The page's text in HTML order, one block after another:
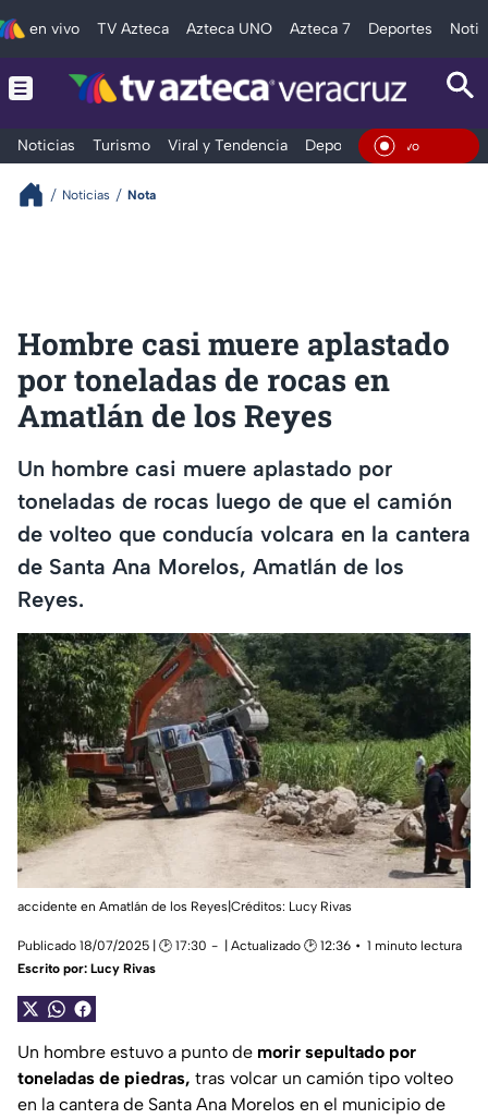
en vivo TV Azteca Azteca UNO Azteca 7 Deportes
Noticias Turismo Viral y Tendencia Deportes Espectáculos
En
Noticias Nota
Hombre casi muere aplastado
por toneladas de rocas en
Amatlán de los Reyes
Un hombre casi muere aplastado por
toneladas de rocas luego de que el camión
de volteo que conducía volcara en la cantera
de Santa Ana Morelos, Amatlán de los
Reyes.
accidente en Amatlán de los Reyes|Créditos: Lucy Rivas
Publicado 18/07/2025 | 🕑 17:30 | Actualizado 🕑 12:36
1 minuto lectura
Escrito por: Lucy Rivas
Un hombre estuvo a punto de morir sepultado por
toneladas de piedras, tras volcar un camión tipo volteo
en la cantera de Santa Ana Morelos en el municipio de